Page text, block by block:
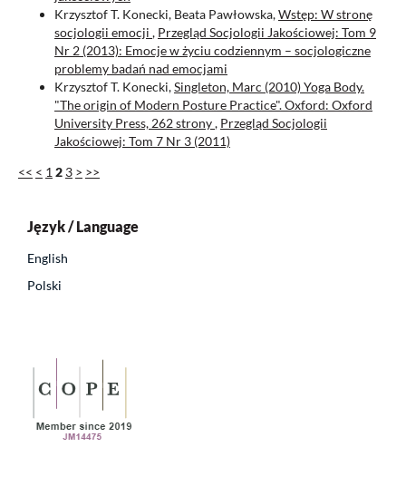
Krzysztof T. Konecki, Beata Pawłowska,Wstęp: W stronę
socjologii emocji , Przegląd Socjologii Jakościowej: Tom 9
Nr 2 (2013): Emocje w życiu codziennym – socjologiczne
problemy badań nad emocjami
Krzysztof T. Konecki,Singleton, Marc (2010) Yoga Body.
"The origin of Modern Posture Practice". Oxford: Oxford
University Press, 262 strony, Przegląd Socjologii
Jakościowej: Tom 7 Nr 3 (2011)
<< < 12 3 > >>
Język / Language
English
Polski